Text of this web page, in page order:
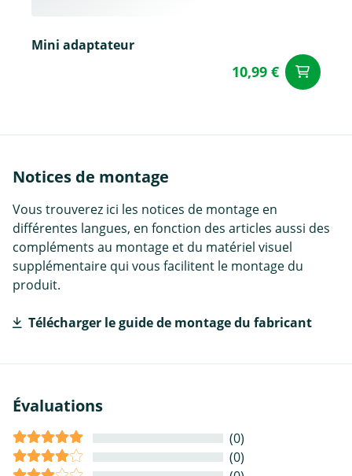
Mini adaptateur
10,99 €
Notices de montage
Vous trouverez ici les notices de montage en
différentes langues, en fonction des articles aussi des
compléments au montage et du matériel visuel
supplémentaire qui vous facilitent le montage du
produit.
Télécharger le guide de montage du fabricant
Évaluations
(0)
(0)